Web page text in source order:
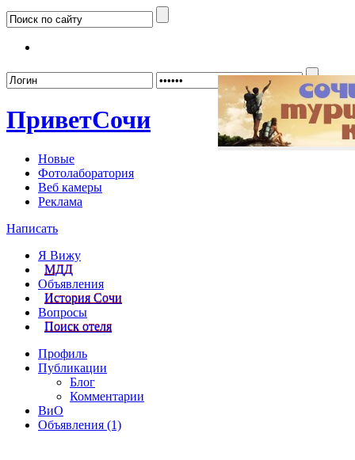
ПриветСочи
Новые
Фотолаборатория
Веб камеры
Реклама
Написать
Я Вижу
МДД
Объявления
История Сочи
Вопросы
Поиск отеля
Профиль
Публикации
Блог
Комментарии
ВиО
Объявления (1)